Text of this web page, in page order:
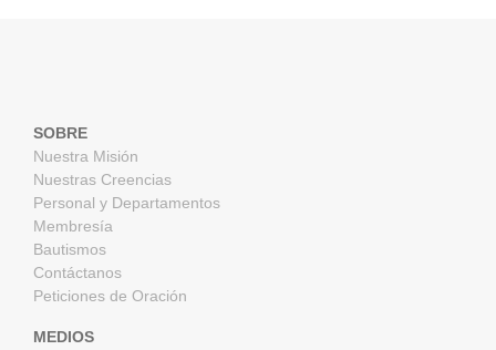
SOBRE
Nuestra Misión
Nuestras Creencias
Personal y Departamentos
Membresía
Bautismos
Contáctanos
Peticiones de Oración
MEDIOS